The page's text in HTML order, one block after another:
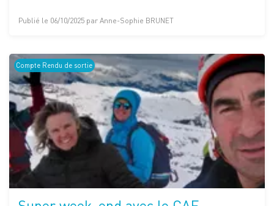
Publié le 06/10/2025 par Anne-Sophie BRUNET
Compte Rendu de sortie